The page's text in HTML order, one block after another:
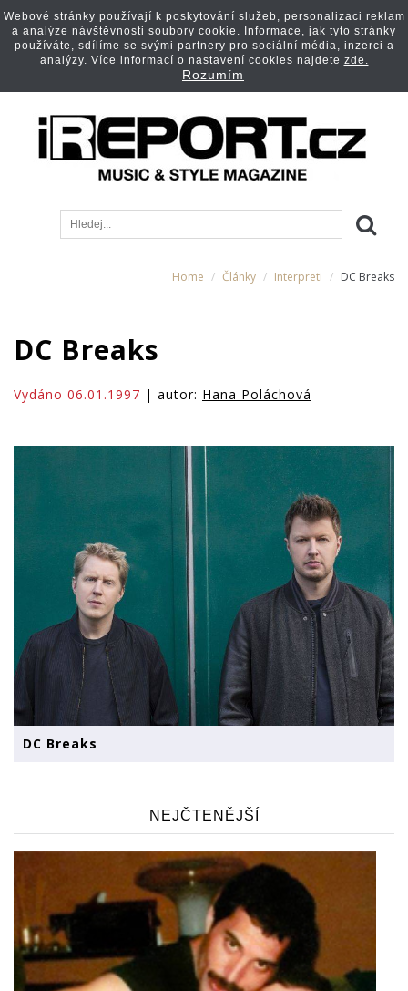
Home Články Interpreti DC Breaks
DC Breaks
Vydáno 06.01.1997 | autor: Hana Poláchová
DC Breaks
NEJČTENĚJŠÍ
Webové stránky používají k poskytování služeb, personalizaci reklam
a analýze návštěvnosti soubory cookie. Informace, jak tyto stránky
používáte, sdílíme se svými partnery pro sociální média, inzerci a
analýzy. Více informací o nastavení cookies najdete zde.
Rozumím